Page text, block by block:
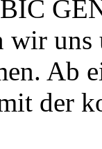
wir uns
Ab
der